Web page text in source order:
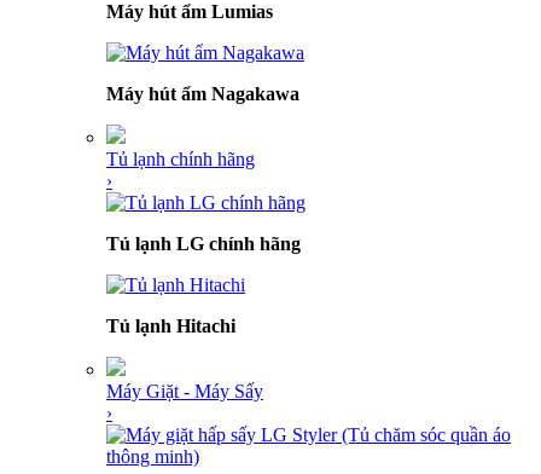
Máy hút ẩm Lumias
Máy hút ẩm Nagakawa
Tủ lạnh chính hãng
›
Tủ lạnh LG chính hãng
Tủ lạnh Hitachi
Máy Giặt - Máy Sấy
›